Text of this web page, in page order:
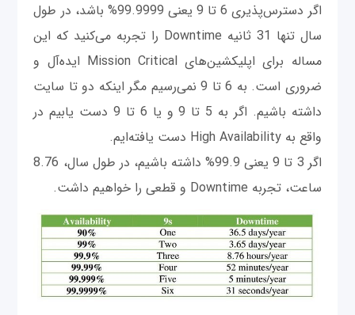
اگر دسترس‌پذیری 6 تا 9 یعنی 99.9999% باشد، در طول
سال تنها 31 ثانیه Downtime را تجربه می‌کنید که این
مساله برای اپلیکشین‌های Mission Critical ایده‌آل و
ضروری است. به 6 تا 9 نمی‌رسیم مگر اینکه دو تا سایت
داشته باشیم. اگر به 5 تا 9 و یا 6 تا 9 دست یابیم در
واقع به High Availability دست یافته‌ایم.
اگر 3 تا 9 یعنی 99.9% داشته باشیم، در طول سال، 8.76
ساعت، تجربه Downtime و قطعی را خواهیم داشت.